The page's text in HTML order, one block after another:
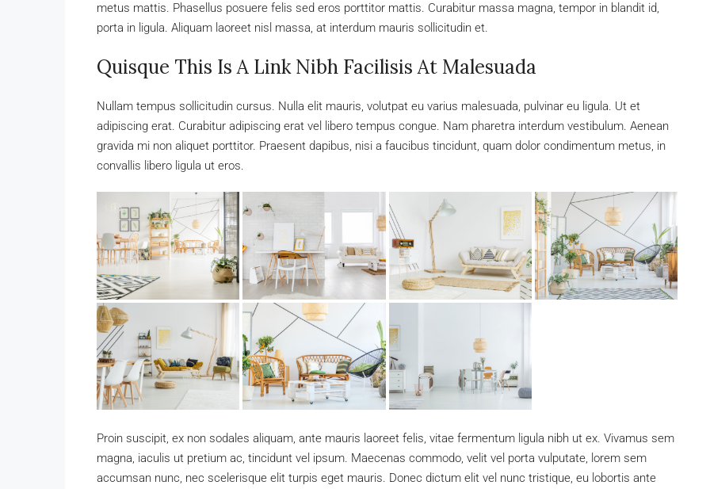
metus mattis. Phasellus posuere felis sed eros porttitor mattis. Curabitur massa magna, tempor in blandit id,
porta in ligula. Aliquam laoreet nisl massa, at interdum mauris sollicitudin et.
Quisque This Is A Link Nibh Facilisis At Malesuada
Nullam tempus sollicitudin cursus. Nulla elit mauris, volutpat eu varius malesuada, pulvinar eu ligula. Ut et
adipiscing erat. Curabitur adipiscing erat vel libero tempus congue. Nam pharetra interdum vestibulum. Aenean
gravida mi non aliquet porttitor. Praesent dapibus, nisi a faucibus tincidunt, quam dolor condimentum metus, in
convallis libero ligula ut eros.
Proin suscipit, ex non sodales aliquam, ante mauris laoreet felis, vitae fermentum ligula nibh ut ex. Vivamus sem
magna, iaculis ut pretium ac, tincidunt vel ipsum. Maecenas commodo, velit vel porta vulputate, lorem sem
accumsan nunc, nec scelerisque elit turpis eget mauris. Donec dictum elit vel nunc tristique, eu lobortis ante